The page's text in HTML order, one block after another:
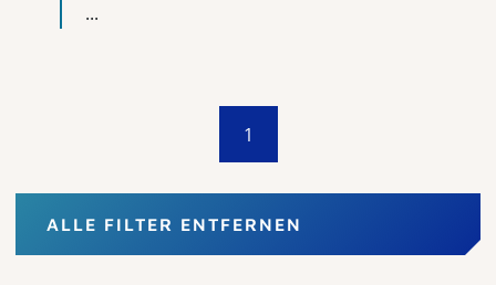
...
1
ALLE FILTER ENTFERNEN